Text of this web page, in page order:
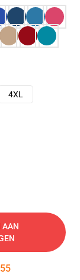
4XL
AAN
54